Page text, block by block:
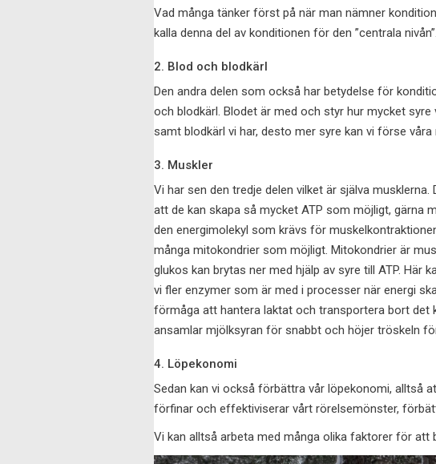
Vad många tänker först på när man nämner
kalla denna del av konditionen för den ”centrala nivån”.
2. Blod och blodkärl
Den andra delen som också har betydelse för
och blodkärl. Blodet är med och styr hur mycket
samt blodkärl vi har, desto mer syre kan vi förse våra
3. Muskler
Vi har sen den tredje delen vilket är själva
att de kan skapa så mycket ATP som möjligt, gärna
den energimolekyl som krävs för
många mitokondrier som möjligt. Mitokondrier är
glukos kan brytas ner med hjälp av syre till ATP. Här
vi fler enzymer som är med i processer när energi
förmåga att hantera laktat och transportera bort
ansamlar mjölksyran för snabbt och höjer tröskeln
4. Löpekonomi
Sedan kan vi också förbättra vår löpekonomi, alltså
förfinar och effektiviserar vårt rörelsemönster,
Vi kan alltså arbeta med många olika faktorer för att